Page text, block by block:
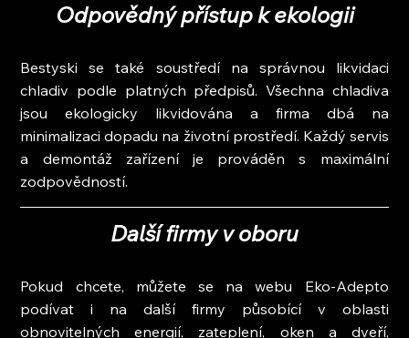
Odpovědný přístup k ekologii
Bestyski se také soustředí na správnou likvidaci
chladiv podle platných předpisů. Všechna chladiva
jsou ekologicky likvidována a firma dbá na
minimalizaci dopadu na životní prostředí. Každý servis
a demontáž zařízení je prováděn s maximální
zodpovědností.
Další firmy v oboru
Pokud chcete, můžete se na webu Eko-Adepto
podívat i na další firmy působící v oblasti
obnovitelných energií, zateplení, oken a dveří,